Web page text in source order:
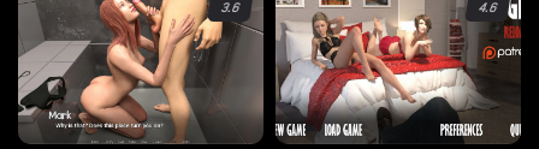
3.6 4.6